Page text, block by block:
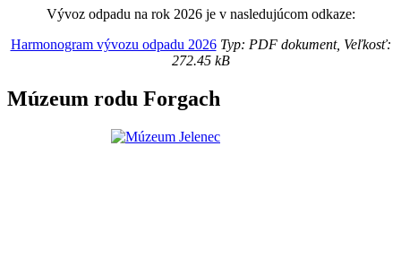
Vývoz odpadu na rok 2026 je v nasledujúcom odkaze:
Harmonogram vývozu odpadu 2026Typ: PDF dokument, Veľkosť:
272.45 kB
Múzeum rodu Forgach